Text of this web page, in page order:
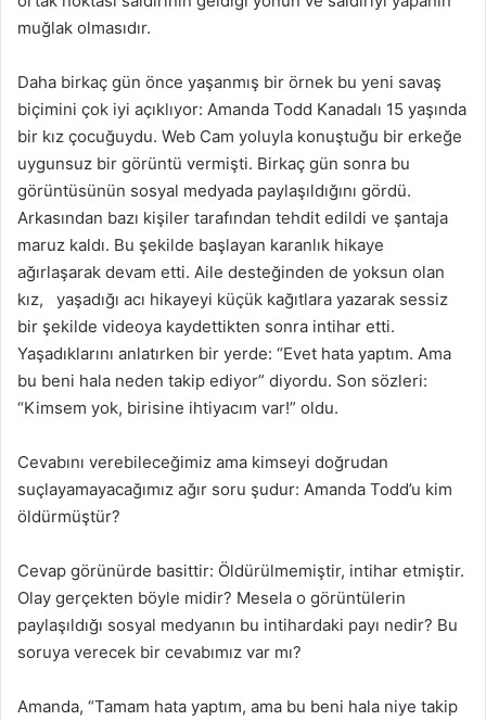
muğlak olmasıdır.
Daha birkaç gün önce yaşanmış bir örnek bu yeni savaş
biçimini çok iyi açıklıyor: Amanda Todd Kanadalı 15 yaşında
bir kız çocuğuydu. Web Cam yoluyla konuştuğu bir erkeğe
uygunsuz bir görüntü vermişti. Birkaç gün sonra bu
görüntüsünün sosyal medyada paylaşıldığını gördü.
Arkasından bazı kişiler tarafından tehdit edildi ve şantaja
maruz kaldı. Bu şekilde başlayan karanlık hikaye
ağırlaşarak devam etti. Aile desteğinden de yoksun olan
kız, yaşadığı acı hikayeyi küçük kağıtlara yazarak sessiz
bir şekilde videoya kaydettikten sonra intihar etti.
Yaşadıklarını anlatırken bir yerde: “Evet hata yaptım. Ama
bu beni hala neden takip ediyor” diyordu. Son sözleri:
“Kimsem yok, birisine ihtiyacım var!” oldu.
Cevabını verebileceğimiz ama kimseyi doğrudan
suçlayamayacağımız ağır soru şudur: Amanda Todd’u kim
öldürmüştür?
Cevap görünürde basittir: Öldürülmemiştir, intihar etmiştir.
Olay gerçekten böyle midir? Mesela o görüntülerin
paylaşıldığı sosyal medyanın bu intihardaki payı nedir? Bu
soruya verecek bir cevabımız var mı?
Amanda, “Tamam hata yaptım, ama bu beni hala niye takip